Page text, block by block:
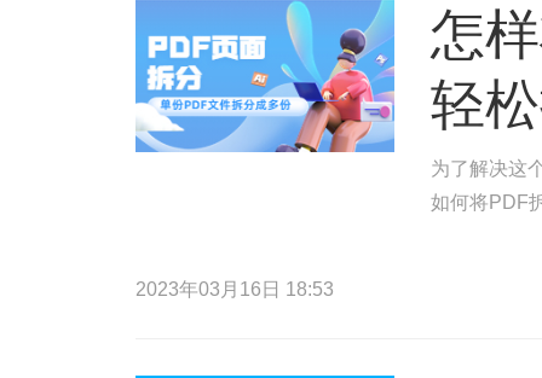
怎
轻
为了解决这
如何将PDF
2023年03月16日 18:53